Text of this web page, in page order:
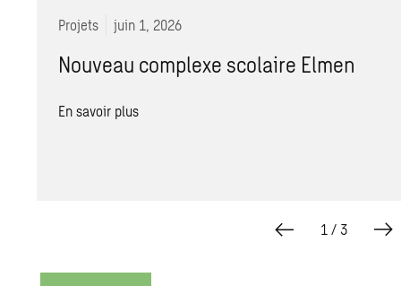
Projets juin 1, 2026
Nouveau complexe scolaire Elmen
En savoir plus
1 / 3